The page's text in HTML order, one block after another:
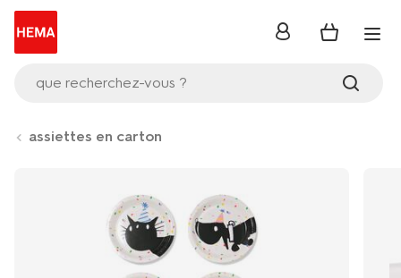
que recherchez-vous ?
se
assiettes en carton